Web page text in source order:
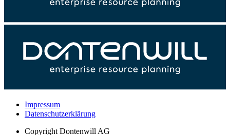
Impressum
Datenschutzerklärung
Copyright Dontenwill AG